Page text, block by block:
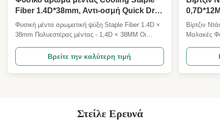
Fiber 1.4D*38mm, Αντι-οσμή Quick Dry
Textile Raw Staple
Φυσική μέντα αρωματική ψύξη Staple Fiber 1.4D ×
38mm Πολυεστέρας μέντας - 1,4D × 38MM Οι
Επισκόπηση του προϊόντος Η 1.4D × 38MM
ψύχραιμη ίνες πολυεστέρα είναι μια υψηλής
απόδοσης καλοκαιρινή λειτουργική υφαντική πρώτη
Βρείτε την καλύτερη τιμή
Βίρτζιν
Μαλακές
Virgin
ποιότητας
Στείλε Ερευνά